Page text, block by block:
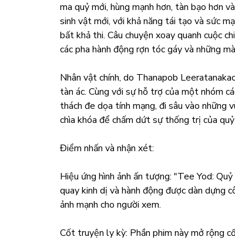
ma quỷ mới, hùng mạnh hơn, tàn bạo hơn
sinh vật mới, với khả năng tái tạo và sức
bất khả thi. Câu chuyện xoay quanh cuộc
các pha hành động rợn tóc gáy và những
Nhân vật chính, do Thanapob
tàn ác. Cùng với sự hỗ trợ của một nhóm
thách đe dọa tính mạng, đi sâu vào những
chìa khóa để chấm dứt sự thống trị của
Điểm nhấn và nhận xét:
Hiệu ứng hình ảnh ấn tượng: "Tee Yod:
quay kinh dị và hành động được dàn dựng
ảnh mạnh cho người xem.
Cốt truyện ly kỳ: Phần phim này mở rộng